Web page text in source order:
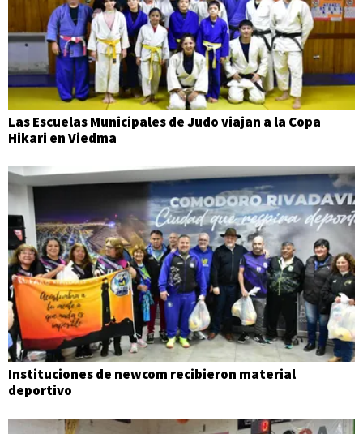
Las Escuelas Municipales de Judo viajan a la Copa
Hikari en Viedma
Instituciones de newcom recibieron material
deportivo